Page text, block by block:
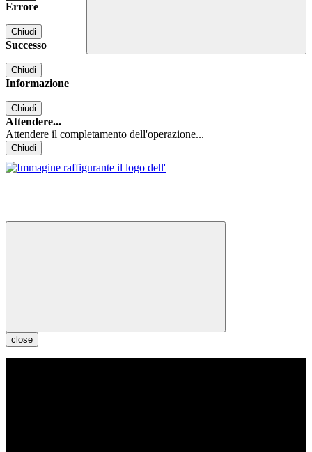
Errore
Chiudi
Successo
Chiudi
Informazione
Chiudi
Attendere...
Attendere il completamento dell'operazione...
Chiudi
close